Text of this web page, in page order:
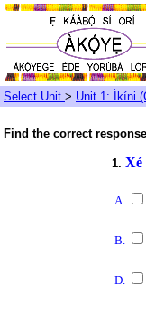
Select Unit > Unit 1: Ìkíni
Find the correct
1. Xé
A.
B.
D.